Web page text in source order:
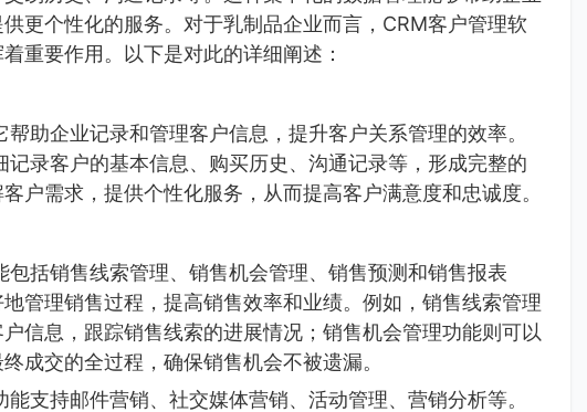
更个性化的服务。对于乳制品企业而言，CRM客户管理软
重要作用。以下是对此的详细阐述：
助企业记录和管理客户信息，提升客户关系管理的效率。
录客户的基本信息、购买历史、沟通记录等，形成完整的
户需求，提供个性化服务，从而提高客户满意度和忠诚度。
包括销售线索管理、销售机会管理、销售预测和销售报表
管理销售过程，提高销售效率和业绩。例如，销售线索管理
信息，跟踪销售线索的进展情况；销售机会管理功能则可以
成交的全过程，确保销售机会不被遗漏。
能支持邮件营销、社交媒体营销、活动管理、营销分析等。